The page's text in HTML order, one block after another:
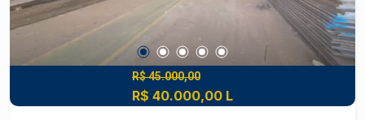
R$ 45.000,00
R$ 40.000,00 L